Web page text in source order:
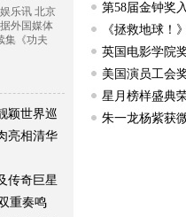
乐讯 北京
外国媒体
集《功夫
颖世界巡
亮相清华
传奇巨星
重奏鸣
第58届金钟奖
《拯救地球！
英国电影学院
美国演员工会
星月榜样盛典
朱一龙杨紫获